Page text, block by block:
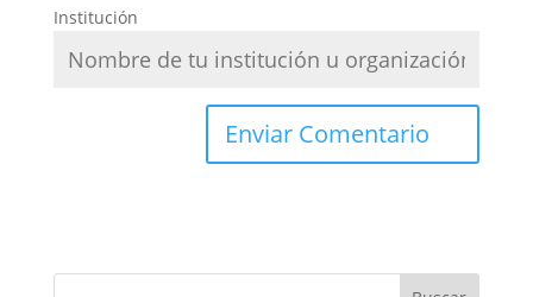
Institución